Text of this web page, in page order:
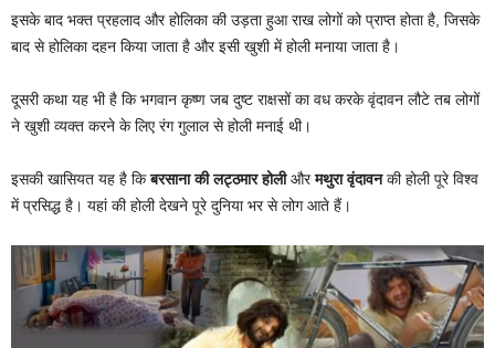
इसके बाद भक्त प्रहलाद और होलिका की उड़ता हुआ राख लोगों को प्राप्त होता है, जिसके
बाद से होलिका दहन किया जाता है और इसी खुशी में होली मनाया जाता है।
दूसरी कथा यह भी है कि भगवान कृष्ण जब दुष्ट राक्षसों का वध करके वृंदावन लौटे तब लोगों
ने खुशी व्यक्त करने के लिए रंग गुलाल से होली मनाई थी।
इसकी खासियत यह है किबरसाना की लट्ठमार होलीऔरमथुरा वृंदावनकी होली पूरे विश्व
में प्रसिद्ध है। यहां की होली देखने पूरे दुनिया भर से लोग आते हैं।